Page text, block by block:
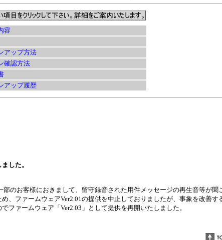
容
アップ方法
確認方法
アップ履歴
した。
部のお客様におきまして、留守録音された用件メッセージの再生音等が聞
、ファームウェアVer2.01の提供を中止しておりましたが、事象を改善す
ファームウェア「Ver2.03」として提供を再開いたしました。